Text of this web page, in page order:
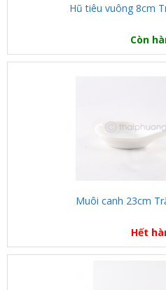
Hũ tiêu vuông 8cm
Còn
Muôi canh 23cm
Hết